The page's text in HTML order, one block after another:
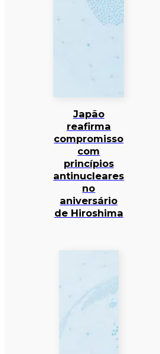
Japão
reafirma
compromisso
com
princípios
antinucleares
no
aniversário
de Hiroshima